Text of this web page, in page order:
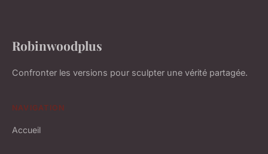
Robinwoodplus
Confronter les versions pour sculpter une vérité partagée.
NAVIGATION
Accueil